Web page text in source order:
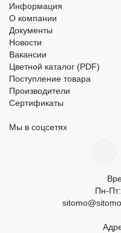
Информация
О компании
Документы
Новости
Вакансии
Цветной каталог (PDF)
Поступление товара
Производители
Сертификаты
Мы в соцсетях
Пн-